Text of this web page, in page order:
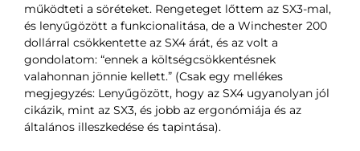
működteti a söréteket. Rengeteget lőttem az SX3-mal,
és lenyűgözött a funkcionalitása, de a Winchester 200
dollárral csökkentette az SX4 árát, és az volt a
gondolatom: “ennek a költségcsökkentésnek
valahonnan jönnie kellett.” (Csak egy mellékes
megjegyzés: Lenyűgözött, hogy az SX4 ugyanolyan jól
cikázik, mint az SX3, és jobb az ergonómiája és az
általános illeszkedése és tapintása).